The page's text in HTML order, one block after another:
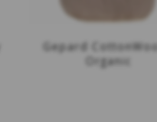
Gepard
Organic